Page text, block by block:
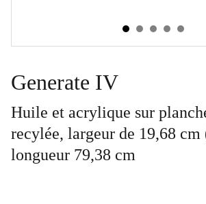
Generate IV
Huile et acrylique sur
recylée, largeur de 19,68
longueur 79,38 cm